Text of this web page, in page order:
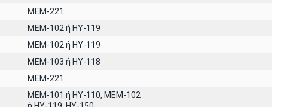
MEM-221
MEM-102 ή ΗΥ-119
MEM-102 ή ΗΥ-119
ΜΕΜ-103 ή ΗΥ-118
MEM-221
ΜΕΜ-101 ή ΗΥ-110, MEM-102